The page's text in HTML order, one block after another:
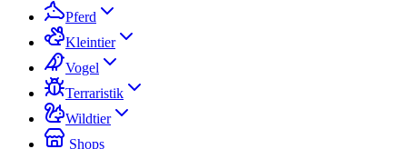
Pferd
Kleintier
Vogel
Terraristik
Wildtier
Shops